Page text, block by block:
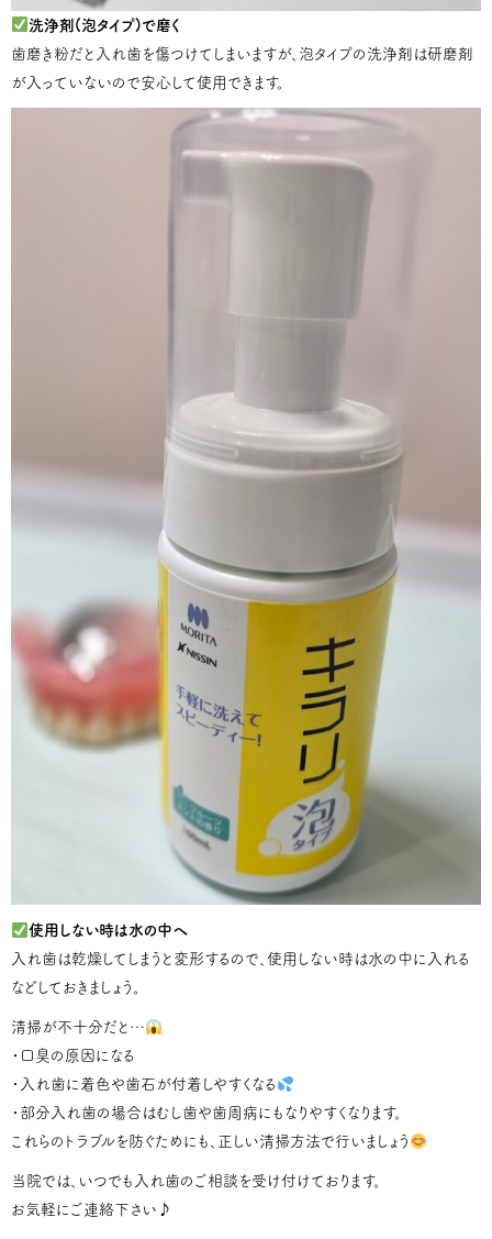
洗浄剤(泡タイプ)で磨く
歯磨き粉だと入れ歯を傷つけてしまいますが、泡タイプの洗浄剤は研磨剤
が入っていないので安心して使用できます。
使用しない時は水の中へ
入れ歯は乾燥してしまうと変形するので、使用しない時は水の中に入れる
などしておきましょう。
清掃が不十分だと…
・口臭の原因になる
・入れ歯に着色や歯石が付着しやすくなる
・部分入れ歯の場合はむし歯や歯周病にもなりやすくなります。
これらのトラブルを防ぐためにも、正しい清掃方法で行いましょう
当院では、いつでも入れ歯のご相談を受け付けております。
お気軽にご連絡下さい♪